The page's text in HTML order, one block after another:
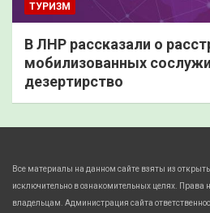
ТУРИЗМ
В ЛНР рассказали о
мобилизованных
дезертирство
Все материалы на данном сайте взяты из
исключительно в ознакомительных целях.
владельцам. Администрация сайта